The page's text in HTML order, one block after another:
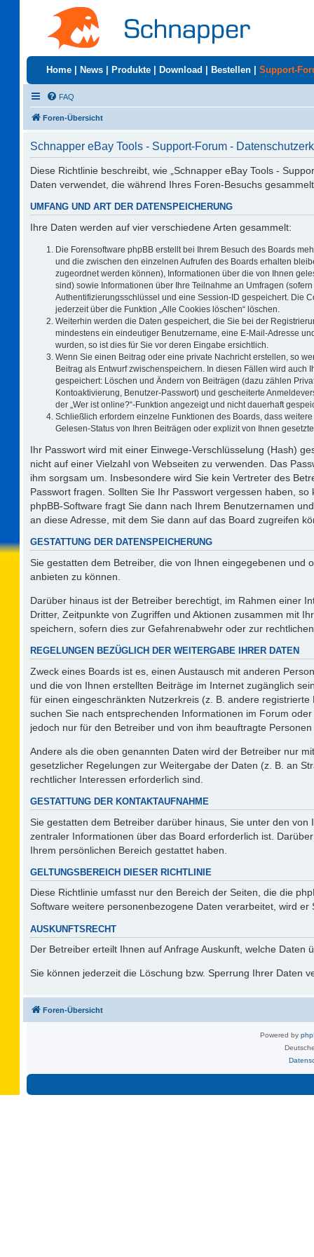
Home News Produkte Download Bestellen Support-
FAQ
Foren-Übersicht
Schnapper eBay Tools - Support-Forum -
Diese Richtlinie beschreibt, wie „Schnapper eBay Tools -
Daten verwendet, die während Ihres Foren-Besuchs
UMFANG UND ART DER DATENSPEICHERUNG
Ihre Daten werden auf vier verschiedene Arten gesammelt:
Die Forensoftware phpBB erstellt bei Ihrem Besuch des Boards
und die zwischen den einzelnen Aufrufen des Boards erhalten
zugeordnet werden können), Informationen über die von Ihnen
sind) sowie Informationen über Ihre Teilnahme an Umfragen
Authentifizierungsschlüssel und eine Session-ID gespeichert. Die
jederzeit über die Funktion „Alle Cookies löschen“ löschen.
Weiterhin werden die Daten gespeichert, die Sie bei der
mindestens ein eindeutiger Benutzername, eine E-Mail-Adresse
wurden, so ist dies für Sie vor deren Eingabe ersichtlich.
Wenn Sie einen Beitrag oder eine private Nachricht erstellen, so
Beitrag als Entwurf zwischenspeichern. In diesen Fällen wird
gespeichert: Löschen und Ändern von Beiträgen (dazu zählen
Kontoaktivierung, Benutzer-Passwort) und gescheiterte
der „Wer ist online?“-Funktion angezeigt und nicht dauerhaft
Schließlich erfordern einzelne Funktionen des Boards, dass
Gelesen-Status von Ihren Beiträgen oder explizit von Ihnen
Ihr Passwort wird mit einer Einwege-Verschlüsselung (Hash)
nicht auf einer Vielzahl von Webseiten zu verwenden. Das
ihm sorgsam um. Insbesondere wird Sie kein Vertreter des
Passwort fragen. Sollten Sie Ihr Passwort vergessen haben,
phpBB-Software fragt Sie dann nach Ihrem Benutzernamen
an diese Adresse, mit dem Sie dann auf das Board zugreifen
GESTATTUNG DER DATENSPEICHERUNG
Sie gestatten dem Betreiber, die von Ihnen eingegebenen
anbieten zu können.
Darüber hinaus ist der Betreiber berechtigt, im Rahmen einer
Dritter, Zeitpunkte von Zugriffen und Aktionen zusammen mit
speichern, sofern dies zur Gefahrenabwehr oder zur
REGELUNGEN BEZÜGLICH DER WEITERGABE IHRER DATEN
Zweck eines Boards ist es, einen Austausch mit anderen
und die von Ihnen erstellten Beiträge im Internet zugänglich
für einen eingeschränkten Nutzerkreis (z. B. andere
suchen Sie nach entsprechenden Informationen im Forum
jedoch nur für den Betreiber und von ihm beauftragte
Andere als die oben genannten Daten wird der Betreiber nur
gesetzlicher Regelungen zur Weitergabe der Daten (z. B. an
rechtlicher Interessen erforderlich sind.
GESTATTUNG DER KONTAKTAUFNAHME
Sie gestatten dem Betreiber darüber hinaus, Sie unter den
zentraler Informationen über das Board erforderlich ist.
Ihrem persönlichen Bereich gestattet haben.
GELTUNGSBEREICH DIESER RICHTLINIE
Diese Richtlinie umfasst nur den Bereich der Seiten, die die
Software weitere personenbezogene Daten verarbeitet, wird
AUSKUNFTSRECHT
Der Betreiber erteilt Ihnen auf Anfrage Auskunft, welche Daten
Sie können jederzeit die Löschung bzw. Sperrung Ihrer Daten
Foren-Übersicht
Powered by